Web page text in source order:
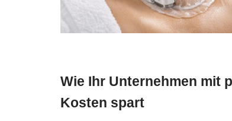
Wie Ihr Unternehmen mit
Kosten spart